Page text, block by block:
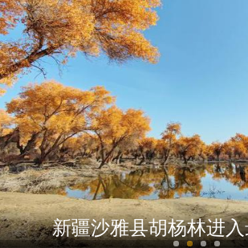
镜头下的六团：从田间到地
新疆沙雅县胡杨林进